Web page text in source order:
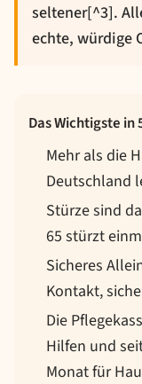
seltener[^3].
echte, würdige
Das Wichtigste in
Mehr als die
Deutschland
Stürze sind
65 stürzt
Sicheres
Kontakt,
Die
Hilfen und
Monat für